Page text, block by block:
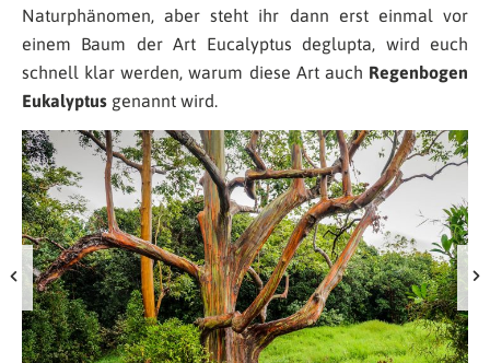
Naturphänomen, aber steht ihr dann erst einmal vor
einem Baum der Art Eucalyptus deglupta, wird euch
schnell klar werden, warum diese Art auch Regenbogen
Eukalyptus genannt wird.